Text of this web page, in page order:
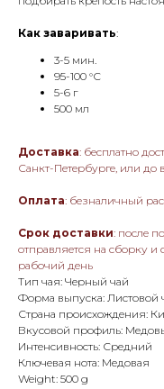
Как заваривать:
3-5 мин.
95-100 °С
5-6 г
500 мл
Доставка: бесплатно
Санкт-Петербурге, или
Оплата: безналичный
Срок доставки: после
отправляется на сборку и
рабочий день
Тип чая: Черный чай
Форма выпуска: Листовой
Страна происхождения:
Вкусовой профиль:
Интенсивность: Средний
Ключевая нота: Медовая
Weight: 500 g